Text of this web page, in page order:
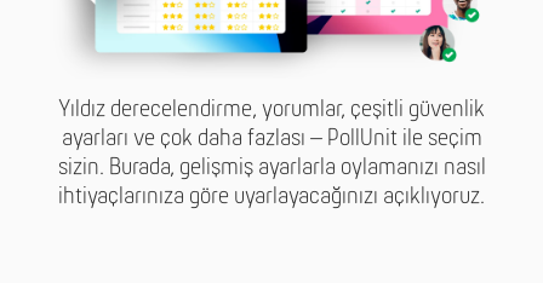
Yıldız derecelendirme, yorumlar, çeşitli güvenlik
ayarları ve çok daha fazlası – PollUnit ile seçim
sizin. Burada, gelişmiş ayarlarla oylamanızı nasıl
ihtiyaçlarınıza göre uyarlayacağınızı açıklıyoruz.